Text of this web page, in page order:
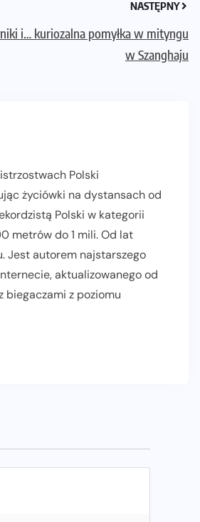
NASTĘPNY
i… kuriozalna pomyłka w mityngu
w Szanghaju
Polski
życiówki na dystansach od
Polski w kategorii
metrów do 1 mili. Od lat
Jest autorem najstarszego
aktualizowanego od
biegaczami z poziomu
INFORMACJE PRASOWE